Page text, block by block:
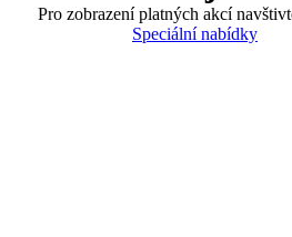
Pro zobrazení platných akcí
Speciální nabídky